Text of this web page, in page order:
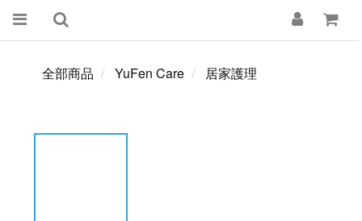
全部商品 YuFen Care 居家護理